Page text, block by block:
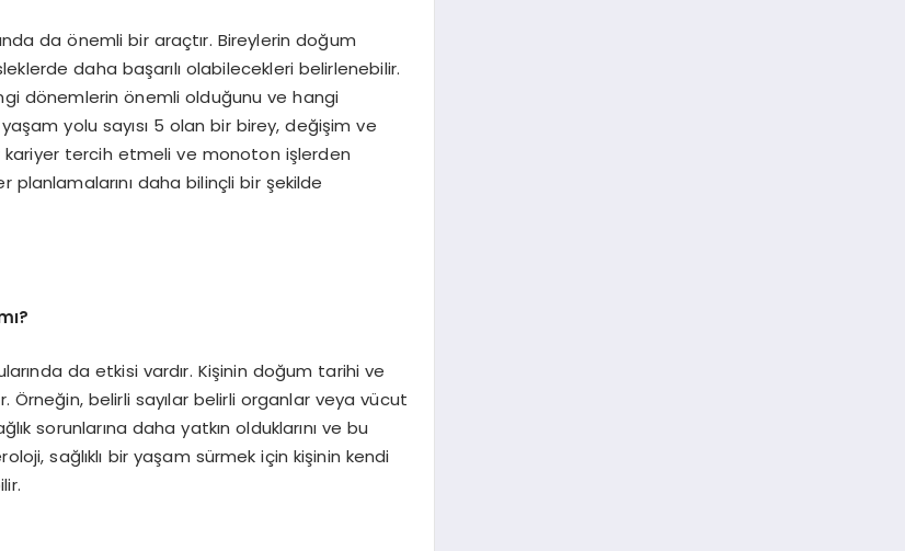
da önemli bir araçtır. Bireylerin doğum
daha başarılı olabilecekleri belirlenebilir.
dönemlerin önemli olduğunu ve hangi
yolu sayısı 5 olan bir birey, değişim ve
kariyer tercih etmeli ve monoton işlerden
planlamalarını daha bilinçli bir şekilde
da etkisi vardır. Kişinin doğum tarihi ve
Örneğin, belirli sayılar belirli organlar veya vücut
sorunlarına daha yatkın olduklarını ve bu
sağlıklı bir yaşam sürmek için kişinin kendi